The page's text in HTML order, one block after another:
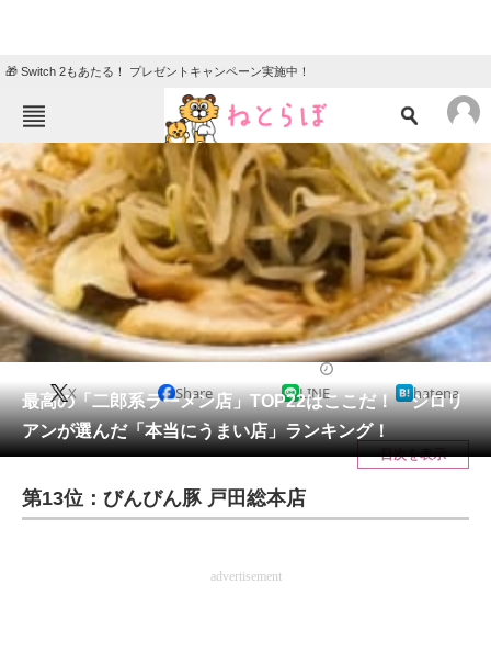
🎁 Switch 2もあたる！ プレゼントキャンペーン実施中！
ねとらぼメニュー
TOP ニュース
エンタメ クイズ
グルメ 地域
住まい 教育・育児
動物 リサーチ
会員記事
メディア
注目記事を集めた総合ページ
スマホと通信の最新トレンド
最高の「二郎系ラーメン店」TOP22はここだ！ ジロリ
アンが選んだ「本当にうまい店」ランキング！
X Share LINE hatena
目次を表示
第13位：びんびん豚 戸田総本店
advertisement